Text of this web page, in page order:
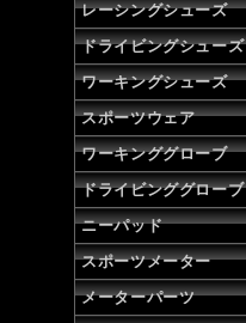
レーシングシューズ
ドライビングシューズ
ワーキングシューズ
スポーツウェア
ワーキンググローブ
ドライビンググローブ
ニーパッド
スポーツメーター
メーターパーツ